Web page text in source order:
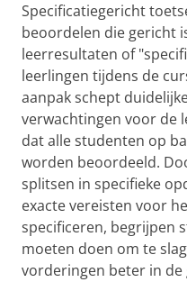
Specificatiegericht
beoordelen die gericht
leerresultaten of
leerlingen tijdens de
aanpak schept
verwachtingen voor de
dat alle studenten op
worden beoordeeld.
splitsen in specifieke
exacte vereisten voor
specificeren, begrijpen
moeten doen om te
vorderingen beter in de